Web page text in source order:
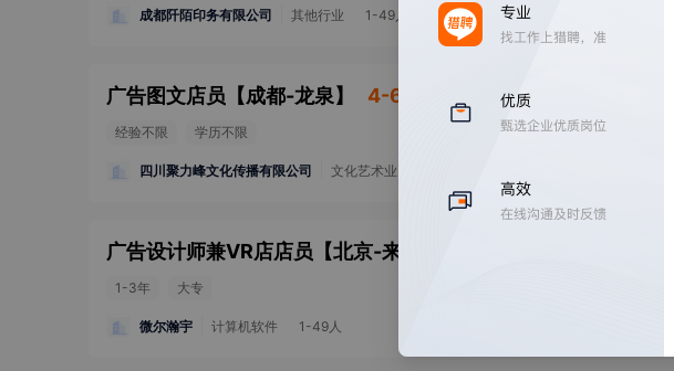
成都阡陌印务有限公司 其他行业 1-49人
广告图文店员 【成都-龙泉】 4-6k
经验不限 学历不限
四川聚力峰文化传播有限公司 文化艺术业
广告设计师兼VR店店员 【北京-来广营
1-3年 大专
微尔瀚宇 计算机软件 1-49人